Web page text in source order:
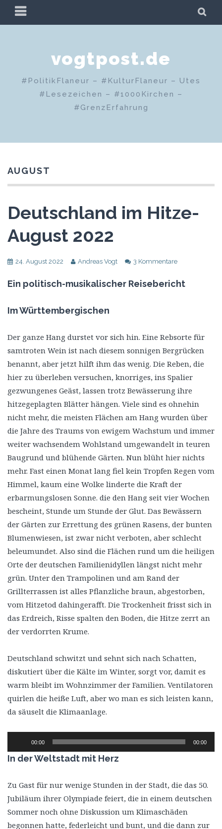
Zum
PRIMÄRES
MENÜ
vogtpost.de
#PolitikFlaneur – #KulturFlaneur – Utes
#Lesezeichen – #1000Kirchen –
#GrenzErfahrung
AUGUST
Deutschland im Hitze-
August 2022
24. August 2022 Andreas Vogt 3 Kommentare
Ein politisch-musikalischer Reisebericht
Im Württembergischen
Der ganze Hang durstet vor sich hin. Eine Rebsorte für
samtroten Wein ist nach diesem sonnigen Bergrücken
benannt, aber jetzt hilft ihm das wenig. Die Reben, die
hier zu überleben versuchen, knorriges, ins Spalier
gezwungenes Geäst, lassen trotz Bewässerung ihre
hitzegeplagten Blätter hängen. Viele sind es ohnehin
nicht mehr, die meisten Flächen am Hang wurden über
die Jahre des Traums von ewigem Wachstum und immer
weiter wachsendem Wohlstand umgewandelt in teuren
Baugrund und blühende Gärten. Nun blüht hier nichts
mehr. Fast einen Monat lang fiel kein Tropfen Regen vom
Himmel, kaum eine Wolke linderte die Kraft der
erbarmungslosen Sonne. die den Hang seit vier Wochen
bescheint, Stunde um Stunde der Glut. Das Bewässern
der Gärten zur Errettung des grünen Rasens, der bunten
Blumenwiesen, ist zwar nicht verboten, aber schlecht
beleumundet. Also sind die Flächen rund um die heiligen
Orte der deutschen Familienidyllen längst nicht mehr
grün. Unter den Trampolinen und am Rand der
Grillterrassen ist alles Pflanzliche braun, abgestorben,
vom Hitzetod dahingerafft. Die Trockenheit frisst sich in
das Erdreich, Risse spalten den Boden, die Hitze zerrt an
der verdorrten Krume.
Deutschland schwitzt und sehnt sich nach Schatten,
diskutiert über die Kälte im Winter, sorgt vor, damit es
warm bleibt im Wohnzimmer der Familien. Ventilatoren
quirlen die heiße Luft, aber wo man es sich leisten kann,
da säuselt die Klimaanlage.
Player
00:00 00:00
In der Weltstadt mit Herz
Zu Gast für nur wenige Stunden in der Stadt, die das 50.
Jubiläum ihrer Olympiade feiert, die in einem deutschen
Sommer noch ohne Diskussion um Klimaschäden
begonnen hatte, federleicht und bunt, und die dann zur